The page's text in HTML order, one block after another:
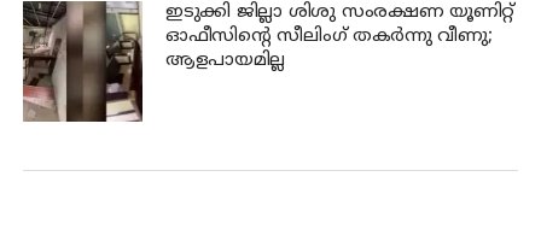
ഇടുക്കി ജില്ലാ ശിശു സംരക്ഷണ യൂണിറ്റ്
ഓഫീസിന്റെ സീലിംഗ് തകര്‍ന്നു വീണു;
ആളപായമില്ല